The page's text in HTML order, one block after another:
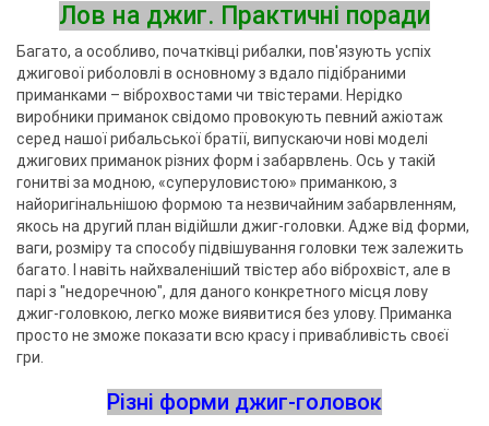
Лов на джиг. Практичні поради
Багато, а особливо, початківці рибалки, пов'язують успіх
джигової риболовлі в основному з вдало підібраними
приманками – віброхвостами чи твістерами. Нерідко
виробники приманок свідомо провокують певний ажіотаж
серед нашої рибальської братії, випускаючи нові моделі
джигових приманок різних форм і забарвлень. Ось у такій
гонитві за модною, «суперуловистою» приманкою, з
найоригінальнішою формою та незвичайним забарвленням,
якось на другий план відійшли джиг-головки. Адже від форми,
ваги, розміру та способу підвішування головки теж залежить
багато. І навіть найхваленіший твістер або віброхвіст, але в
парі з "недоречною", для даного конкретного місця лову
джиг-головкою, легко може виявитися без улову. Приманка
просто не зможе показати всю красу і привабливість своєї
гри.
Різні форми джиг-головок